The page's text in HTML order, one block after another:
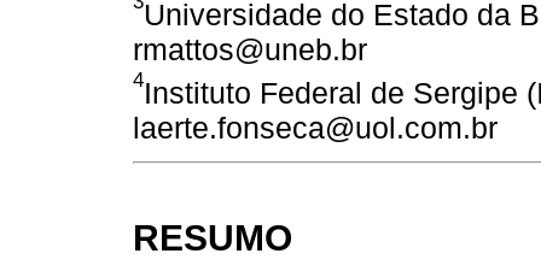
Universidade do Estado da
rmattos@uneb.br
4Instituto Federal de Sergipe
laerte.fonseca@uol.com.br
RESUMO